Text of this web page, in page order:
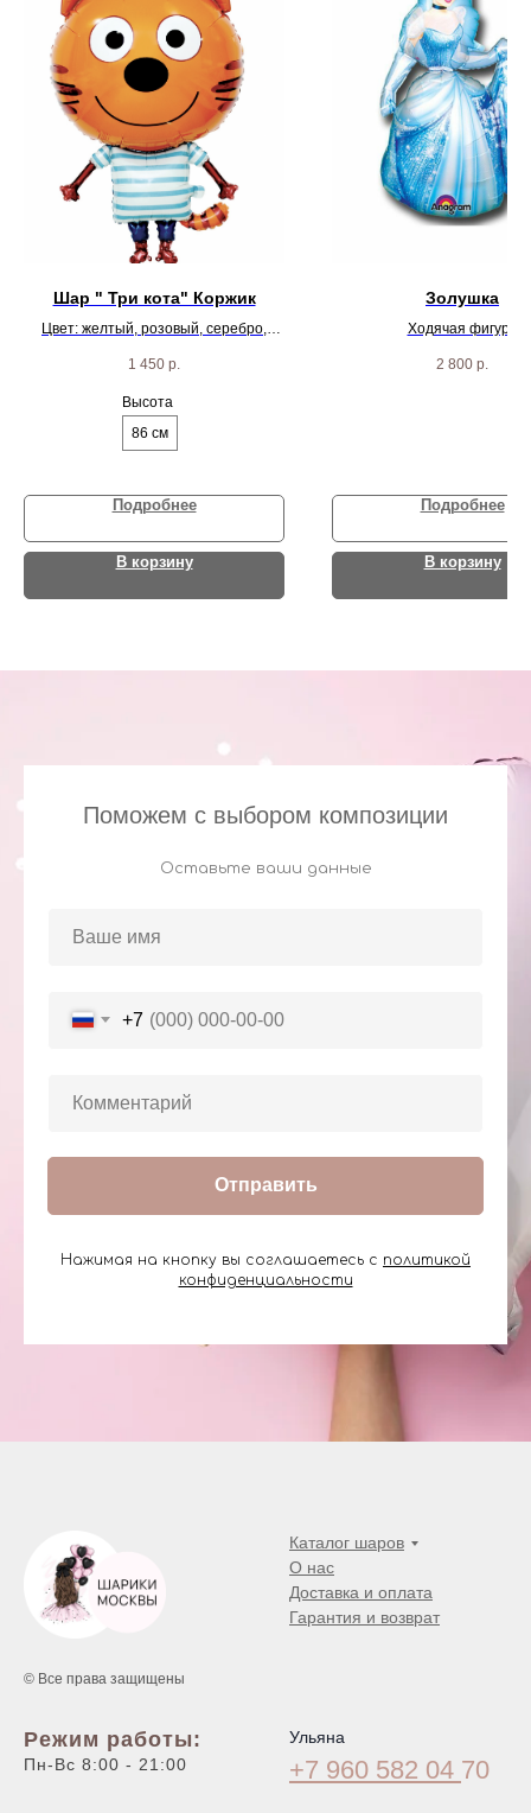
Шар " Три кота" Коржик
Цвет: желтый, розовый, серебро,
Воздушный шар фольгированный
1 450 р.
Высота
86 см
Подробнее
В корзину
Золушка
Ходячая фигура
2 800 р.
Подробнее
В корзину
Поможем с выбором композиции
Оставьте ваши данные
+7
Отправить
Нажимая на кнопку вы соглашаетесь с политикой
конфиденциальности
© Все права защищены
Каталог шаров
О нас
Доставка и оплата
Гарантия и возврат
Режим работы:
Пн-Вс 8:00 - 21:00
Ульяна
+7 960 582 04 70